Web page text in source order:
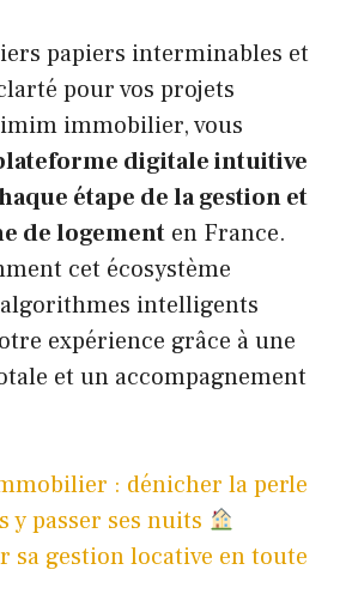
papiers interminables et
pour vos projets
immobilier, vous
digitale intuitive
étape de la gestion et
de logement en France.
cet écosystème
intelligents
expérience grâce à une
et un accompagnement
: dénicher la perle
y passer ses nuits
sa gestion locative en toute